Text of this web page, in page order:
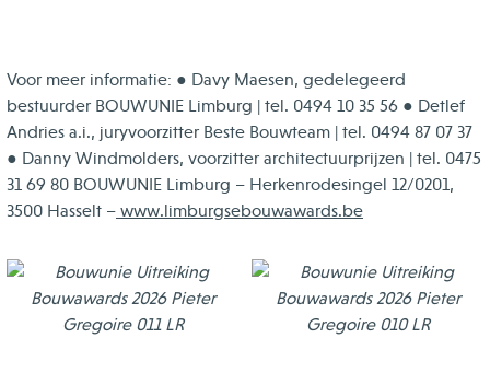
Voor meer informatie: ● Davy Maesen, gedelegeerd
bestuurder BOUWUNIE Limburg | tel. 0494 10 35 56 ● Detlef
Andries a.i., juryvoorzitter Beste Bouwteam | tel. 0494 87 07 37
● Danny Windmolders, voorzitter architectuurprijzen | tel. 0475
31 69 80 BOUWUNIE Limburg – Herkenrodesingel 12/0201,
3500 Hasselt – www.limburgsebouwawards.be